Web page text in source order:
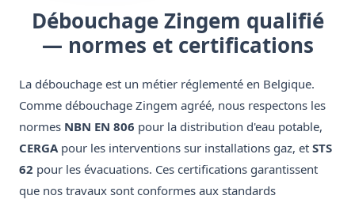
Débouchage Zingem qualifié
— normes et certifications
La débouchage est un métier réglementé en Belgique.
Comme débouchage Zingem agréé, nous respectons les
normes NBN EN 806 pour la distribution d'eau potable,
CERGApour les interventions sur installations gaz, et STS
62 pour les évacuations. Ces certifications garantissent
que nos travaux sont conformes aux standards